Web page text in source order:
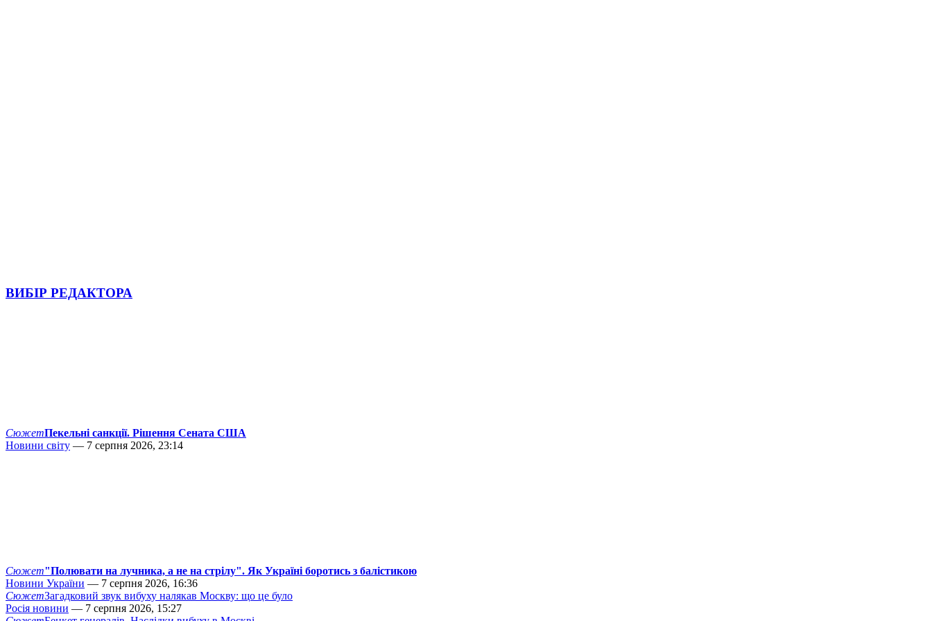
ВИБІР РЕДАКТОРА
СюжетПекельні санкції. Рішення Сената США
Новини світу — 7 серпня 2026, 23:14
Сюжет"Полювати на лучника, а не на стрілу". Як Україні боротись з балістикою
Новини України — 7 серпня 2026, 16:36
СюжетЗагадковий звук вибуху налякав Москву: що це було
Росія новини — 7 серпня 2026, 15:27